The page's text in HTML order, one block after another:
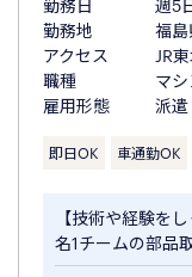
勤務日
週5
勤務地
福島
アクセス
JR
職種
マ
雇用形態
派遣
即日OK 車通勤OK
【技術や経験を
名1チームの部品